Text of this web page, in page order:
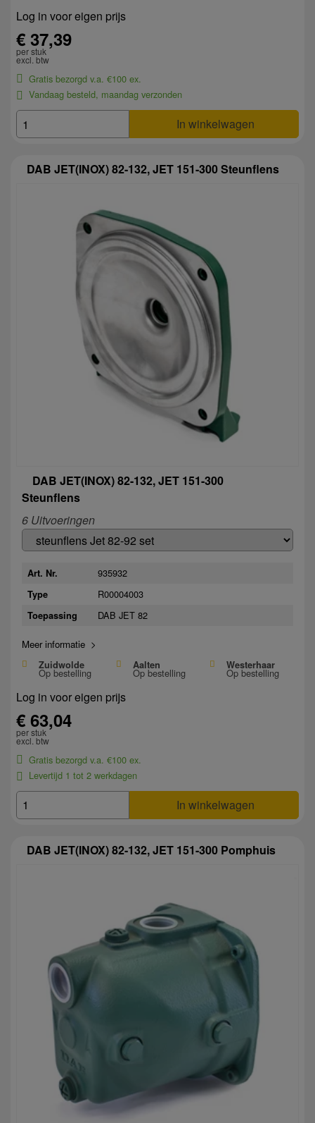
Log in voor eigen prijs
€ 37,39
per stuk
excl. btw
Gratis bezorgd v.a. €100 ex.
Vandaag besteld, maandag verzonden
In winkelwagen
DAB JET(INOX) 82-132, JET 151-300 Steunflens
DAB JET(INOX) 82-132, JET 151-300
Steunflens
6 Uitvoeringen
Art. Nr. 935932
Type R00004003
Toepassing DAB JET 82
Meer informatie >
Zuidwolde
Op bestelling
Aalten
Op bestelling
Westerhaar
Op bestelling
Log in voor eigen prijs
€ 63,04
per stuk
excl. btw
Gratis bezorgd v.a. €100 ex.
Levertijd 1 tot 2 werkdagen
In winkelwagen
DAB JET(INOX) 82-132, JET 151-300 Pomphuis